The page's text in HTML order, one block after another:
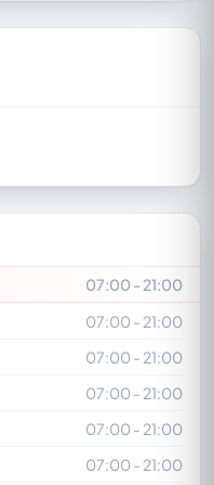
07:00 - 21:00
07:00 - 21:00
07:00 - 21:00
07:00 - 21:00
07:00 - 21:00
07:00 - 21:00